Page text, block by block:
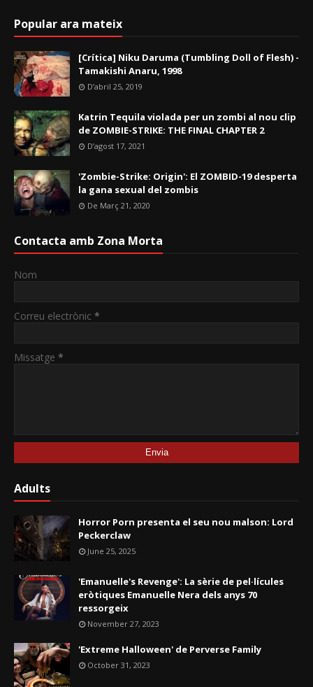
Popular ara mateix
[Crítica] Niku Daruma (Tumbling Doll of Flesh) -
Tamakishi Anaru, 1998
D’abril 25, 2019
Katrin Tequila violada per un zombi al nou clip
de ZOMBIE-STRIKE: THE FINAL CHAPTER 2
D’agost 17, 2021
'Zombie-Strike: Origin': El ZOMBID-19 desperta
la gana sexual del zombis
De Març 21, 2020
Contacta amb Zona Morta
Nom
Correu electrònic *
Missatge *
Adults
Horror Porn presenta el seu nou malson: Lord
Peckerclaw
June 25, 2025
'Emanuelle's Revenge': La sèrie de pel·lícules
eròtiques Emanuelle Nera dels anys 70
ressorgeix
November 27, 2023
'Extreme Halloween' de Perverse Family
October 31, 2023